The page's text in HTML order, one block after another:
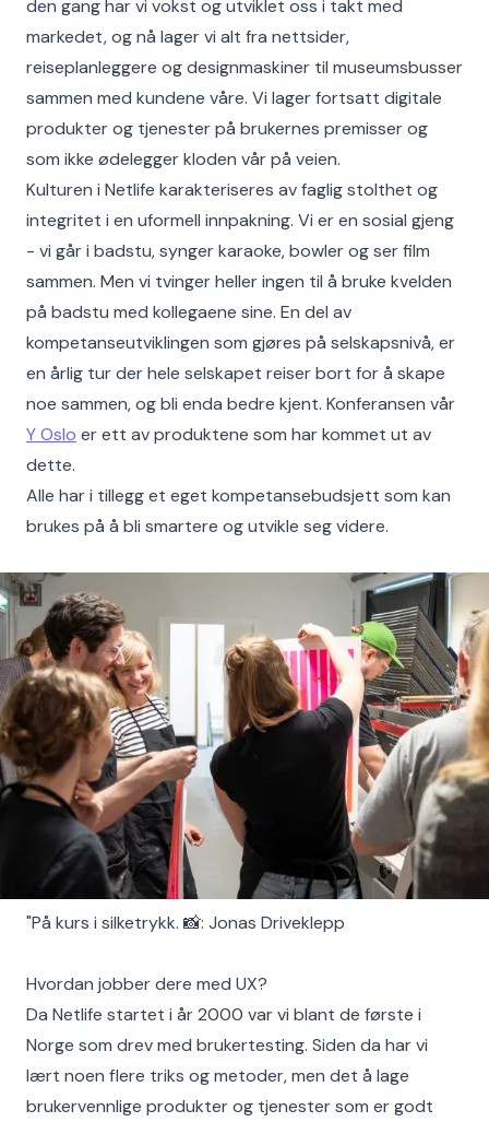
den gang har vi vokst og utviklet oss i takt med
markedet, og nå lager vi alt fra nettsider,
reiseplanleggere og designmaskiner til museumsbusser
sammen med kundene våre. Vi lager fortsatt digitale
produkter og tjenester på brukernes premisser og
som ikke ødelegger kloden vår på veien.
Kulturen i Netlife karakteriseres av faglig stolthet og
integritet i en uformell innpakning. Vi er en sosial gjeng
- vi går i badstu, synger karaoke, bowler og ser film
sammen. Men vi tvinger heller ingen til å bruke kvelden
på badstu med kollegaene sine. En del av
kompetanseutviklingen som gjøres på selskapsnivå, er
en årlig tur der hele selskapet reiser bort for å skape
noe sammen, og bli enda bedre kjent. Konferansen vår
Y Oslo er ett av produktene som har kommet ut av
dette.
Alle har i tillegg et eget kompetansebudsjett som kan
brukes på å bli smartere og utvikle seg videre.
"På kurs i silketrykk. 📸: Jonas Driveklepp
Hvordan jobber dere med UX?
Da Netlife startet i år 2000 var vi blant de første i
Norge som drev med brukertesting. Siden da har vi
lært noen flere triks og metoder, men det å lage
brukervennlige produkter og tjenester som er godt